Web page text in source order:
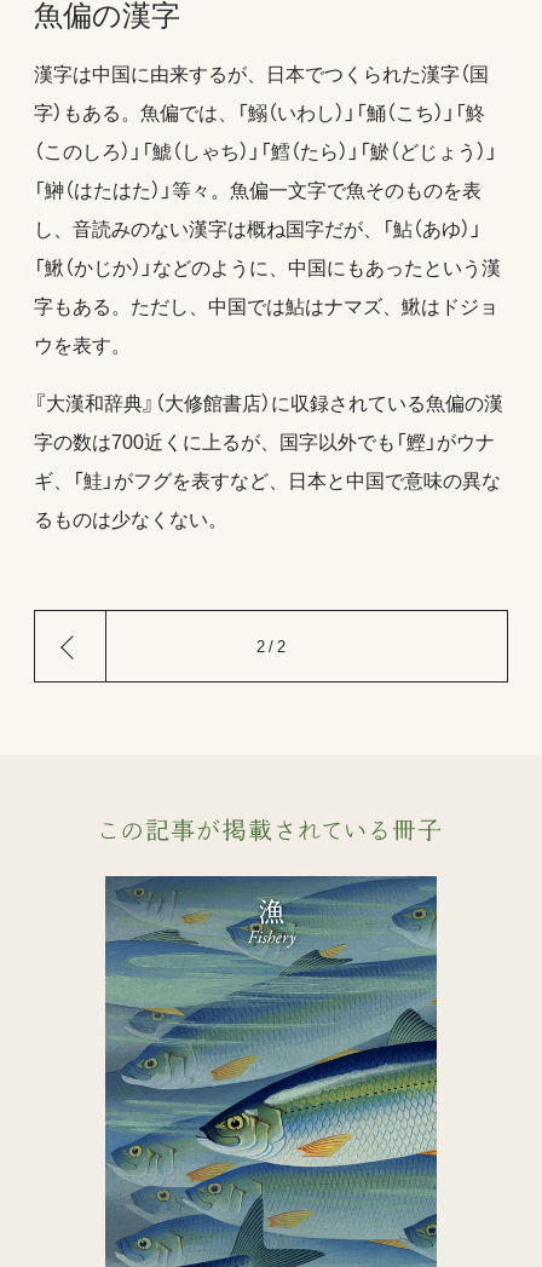
魚偏の漢字
漢字は中国に由来するが、日本でつくられた漢字（国
字）もある。魚偏では、「鰯（いわし）」「鯒（こち）」「鮗
（このしろ）」「鯱（しゃち）」「鱈（たら）」「鯲（どじょう）」
「鰰（はたはた）」等々。魚偏一文字で魚そのものを表
し、音読みのない漢字は概ね国字だが、「鮎（あゆ）」
「鰍（かじか）」などのように、中国にもあったという漢
字もある。ただし、中国では鮎はナマズ、鰍はドジョ
ウを表す。
『大漢和辞典』（大修館書店）に収録されている魚偏の漢
字の数は700近くに上るが、国字以外でも「鰹」がウナ
ギ、「鮭」がフグを表すなど、日本と中国で意味の異な
るものは少なくない。
の
ペ
2 / 2